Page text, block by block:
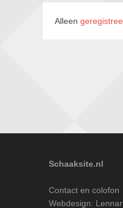
Alleen
Schaaksite.nl
Contact en colofon
Webdesign: